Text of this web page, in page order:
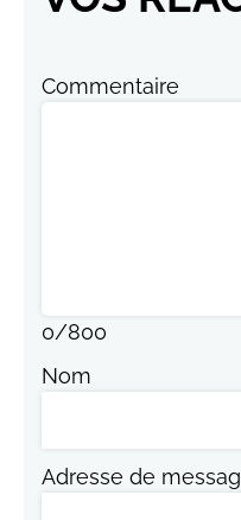
Commentaire
0/800
Nom
Adresse de